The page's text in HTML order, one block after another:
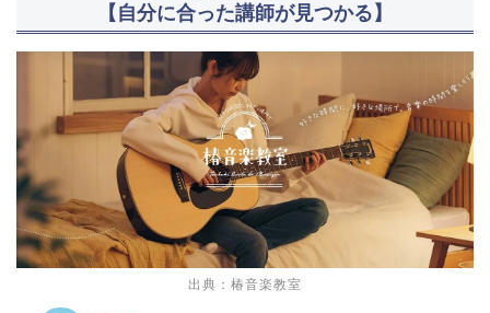
【自分に合った講師が見つかる】
出典：椿音楽教室